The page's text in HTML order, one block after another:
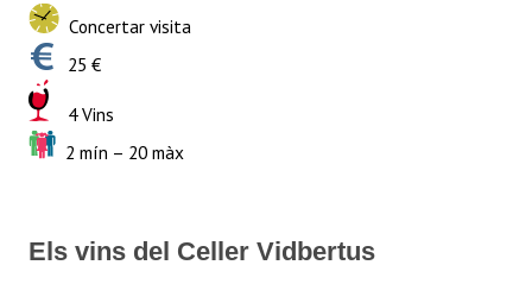
Concertar visita
25 €
4 Vins
2 mín – 20 màx
Els vins del Celler Vidbertus